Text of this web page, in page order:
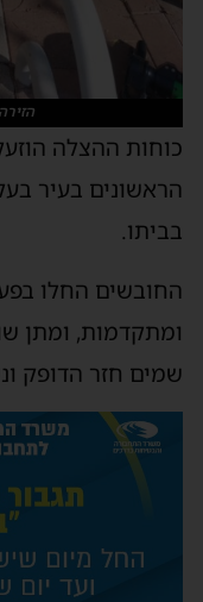
כוחות ההצלה
הראשונים בעיר
בביתו.
החובשים החלו
ומתקדמות, ומתן
שמים חזר הדופק